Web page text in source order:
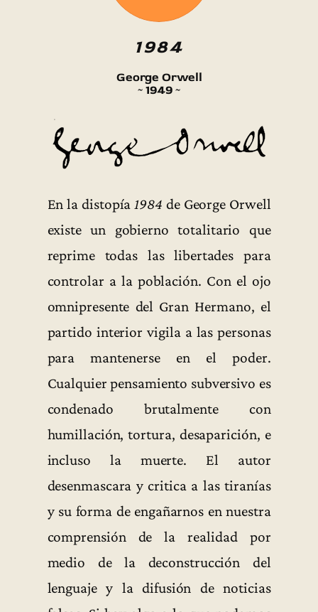
1984
George Orwell
~ 1949 ~
En la distopía1984 de George Orwell
existe un gobierno totalitario que
reprime todas las libertades para
controlar a la población. Con el ojo
omnipresente del Gran Hermano, el
partido interior vigila a las personas
para mantenerse en el poder.
Cualquier pensamiento subversivo es
condenado brutalmente con
humillación, tortura, desaparición, e
incluso la muerte. El autor
desenmascara y critica a las tiranías
y su forma de engañarnos en nuestra
comprensión de la realidad por
medio de la deconstrucción del
lenguaje y la difusión de noticias